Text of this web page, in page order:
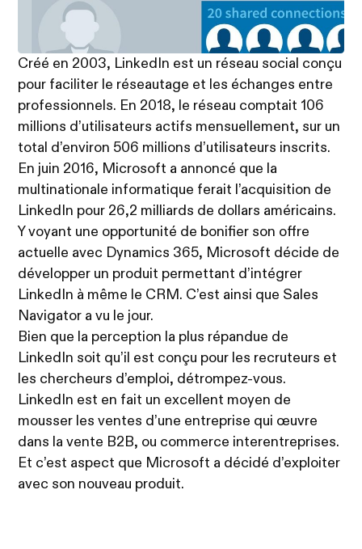
Créé en 2003, LinkedIn est un réseau social conçu
pour faciliter le réseautage et les échanges entre
professionnels. En 2018, le réseau comptait 106
millions d’utilisateurs actifs mensuellement, sur un
total d’environ 506 millions d’utilisateurs inscrits.
En juin 2016, Microsoft a annoncé que la
multinationale informatique ferait l’acquisition de
LinkedIn pour 26,2 milliards de dollars américains.
Y voyant une opportunité de bonifier son offre
actuelle avec Dynamics 365, Microsoft décide de
développer un produit permettant d’intégrer
LinkedIn à même le CRM. C’est ainsi que Sales
Navigator a vu le jour.
Bien que la perception la plus répandue de
LinkedIn soit qu’il est conçu pour les recruteurs et
les chercheurs d’emploi, détrompez-vous.
LinkedIn est en fait un excellent moyen de
mousser les ventes d’une entreprise qui œuvre
dans la vente B2B, ou commerce interentreprises.
Et c’est aspect que Microsoft a décidé d’exploiter
avec son nouveau produit.